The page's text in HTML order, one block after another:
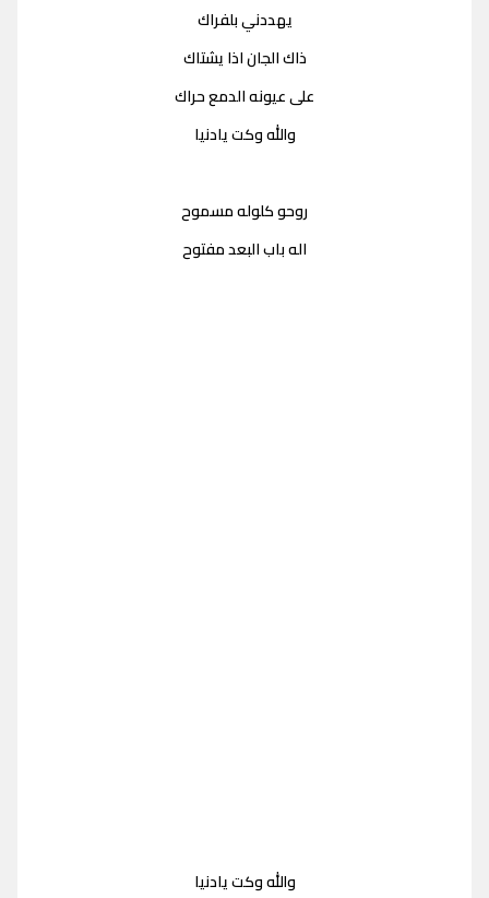
يهددني بلفراك
ذاك الجان اذا يشتاك
على عيونه الدمع حراك
والله وكت يادنيا
روحو كلوله مسموح
اله باب البعد مفتوح
والله وكت يادنيا